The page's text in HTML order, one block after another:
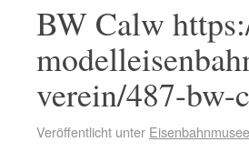
BW Calw
verein/487-bw-
Veröffentlicht unter